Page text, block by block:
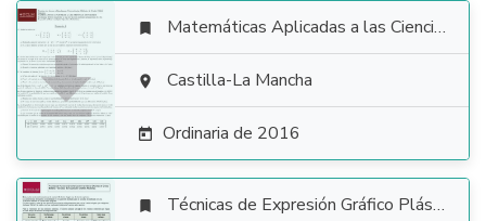

 Matemáticas Aplicadas a las Ciencias Sociales
 Castilla-La Mancha
 Ordinaria de 2016
 Técnicas de Expresión Gráfico Plástica